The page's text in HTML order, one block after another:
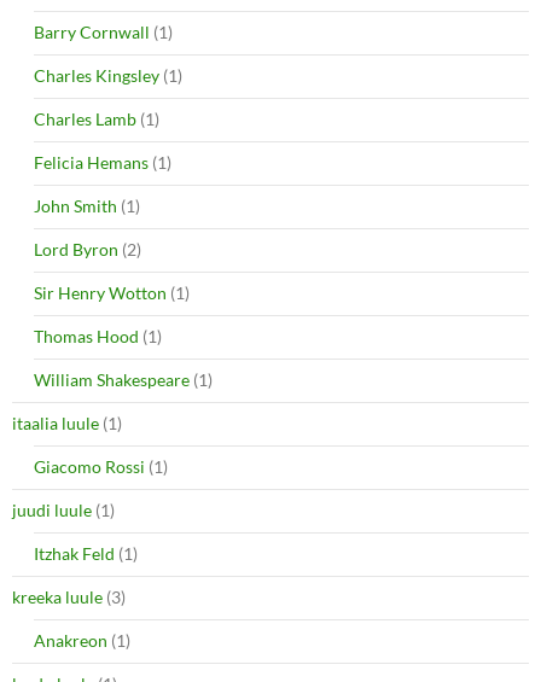
Barry Cornwall (1)
Charles Kingsley (1)
Charles Lamb (1)
Felicia Hemans (1)
John Smith (1)
Lord Byron (2)
Sir Henry Wotton (1)
Thomas Hood (1)
William Shakespeare (1)
itaalia luule (1)
Giacomo Rossi (1)
juudi luule (1)
Itzhak Feld (1)
kreeka luule (3)
Anakreon (1)